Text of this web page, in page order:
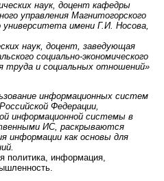
наук, доцент кафедры
управления Магнитогорского
университета имени Г.И. Носова,
наук, доцент, заведующая
социально-экономического
и социальных отношений»
информационных систем
Федерации,
информационной системы в
ИС, раскрываются
информации как основы для
политика, информация,